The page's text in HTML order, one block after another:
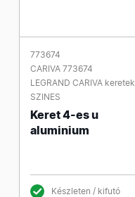
773674
CARIVA 773674
LEGRAND CARIVA keretek
SZINES
Keret 4-es u
aluminium
Készleten / kifutó